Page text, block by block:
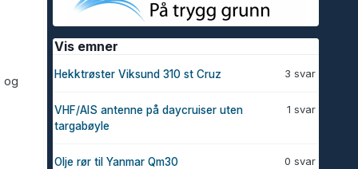
og
Vis emner
3 svar
Hekktrøster Viksund 310 st Cruz
1 svar
VHF/AIS antenne på daycruiser uten
targabøyle
0 svar
Olje rør til Yanmar Qm30